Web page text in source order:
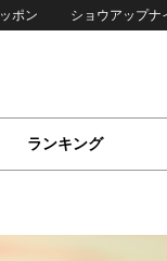
ポン ショウアップナ
ランキング